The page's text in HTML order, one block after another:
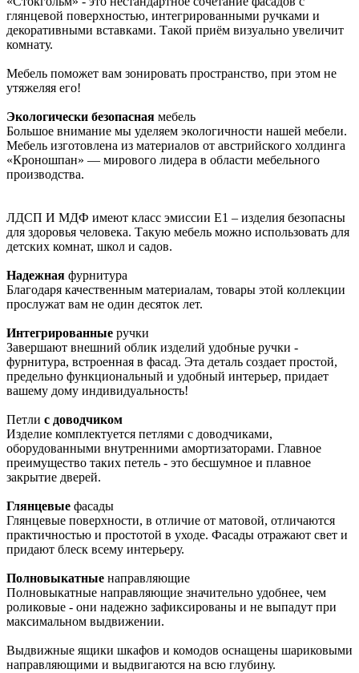
глянцевой поверхностью, интегрированными ручками и
декоративными вставками. Такой приём визуально увеличит
комнату.
Мебель поможет вам зонировать пространство, при этом не
утяжеляя его!
Экологически безопасная мебель
Большое внимание мы уделяем экологичности нашей мебели.
Мебель изготовлена из материалов от австрийского холдинга
«Кроношпан» — мирового лидера в области мебельного
производства.
ЛДСП И МДФ имеют класс эмиссии Е1 – изделия безопасны
для здоровья человека. Такую мебель можно использовать для
детских комнат, школ и садов.
Надежная фурнитура
Благодаря качественным материалам, товары этой коллекции
прослужат вам не один десяток лет.
Интегрированные ручки
Завершают внешний облик изделий удобные ручки -
фурнитура, встроенная в фасад. Эта деталь создает простой,
предельно функциональный и удобный интерьер, придает
вашему дому индивидуальность!
Петли с доводчиком
Изделие комплектуется петлями с доводчиками,
оборудованными внутренними амортизаторами. Главное
преимущество таких петель - это бесшумное и плавное
закрытие дверей.
Глянцевые фасады
Глянцевые поверхности, в отличие от матовой, отличаются
практичностью и простотой в уходе. Фасады отражают свет и
придают блеск всему интерьеру.
Полновыкатные направляющие
Полновыкатные направляющие значительно удобнее, чем
роликовые - они надежно зафиксированы и не выпадут при
максимальном выдвижении.
Выдвижные ящики шкафов и комодов оснащены шариковыми
направляющими и выдвигаются на всю глубину.